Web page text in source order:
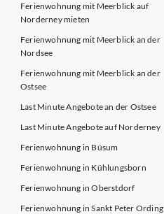
Ferienwohnung mit Meerblick auf
Norderney mieten
Ferienwohnung mit Meerblick an der
Nordsee
Ferienwohnung mit Meerblick an der
Ostsee
Last Minute Angebote an der Ostsee
Last Minute Angebote auf Norderney
Ferienwohnung in Büsum
Ferienwohnung in Kühlungsborn
Ferienwohnung in Oberstdorf
Ferienwohnung in Sankt Peter Ording